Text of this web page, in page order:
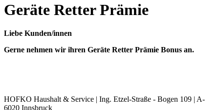
Geräte Retter Prämie
Liebe Kunden/innen
Gerne nehmen wir ihren Geräte Retter Prämie Bonus an.
HOFKO Haushalt & Service | Ing. Etzel-Straße - Bogen 109 | A-
6020 Innsbruck